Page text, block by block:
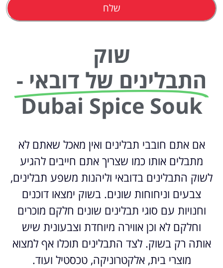
שלח
שוק
התבלינים של דובאי -
Dubai Spice Souk
אם אתם חובבי תבלינים ואין מאכל שאתם לא
מתבלים אותו כמו שצריך אתם חייבים להגיע
לשוק התבלינים בדובאי וליהנות משפע תבלינים,
צבעים וניחוחות שונים. בשוק ימצאו דוכנים
וחנויות עם סוגי תבלינים שונים חלקם מוכרים
וחלקם לא וכן אווירה מיוחדת וצבעונית שיש
אותה רק בשוק. לצד התבלינים תוכלו אף למצוא
מוצרי בית, אלקטרוניקה, טכסטיל ועוד.